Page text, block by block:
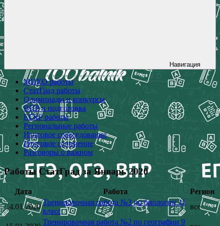
Навигация
МЦКО работы
СтатГрад работы
Олимпиады и конкурсы
ВПР и подготовка
ЕГКР работы
Региональные работы
Итоговое собеседование
Итоговое сочинение
Разговоры о важном
Работы СтатГрад за Январь 2020
Дата Работа
Регион
14.01.2020
Тренировочная работа №3 по биологии 11
класс
все
Тренировочная работа №2 по географии 9